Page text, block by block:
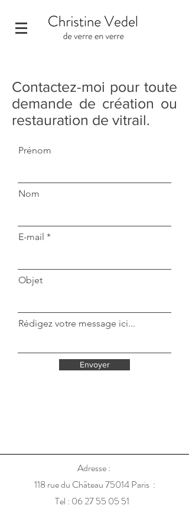
Contactez-moi pour toute
demande de création ou
restauration de vitrail.
Prénom
Nom
E-mail
Objet
Rédigez votre message ici...
Envoyer
Adresse :
118 rue du Château 75014 Paris :
Tel : 06 27 55 05 51